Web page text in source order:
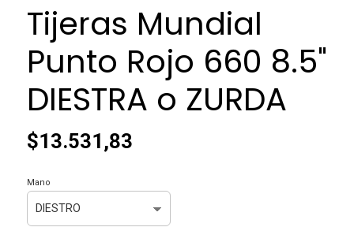
Tijeras Mundial
Punto Rojo 660 8.5"
DIESTRA o ZURDA
$13.531,83
Mano